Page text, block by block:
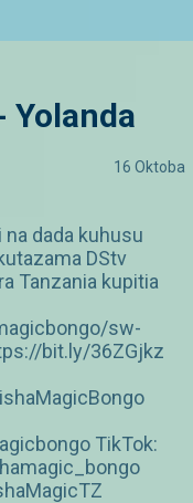
Yolanda
16 Oktoba
dada kuhusu
DStv
Tanzania kupitia
sw-
bit.ly/36ZGjkz
TikTok: